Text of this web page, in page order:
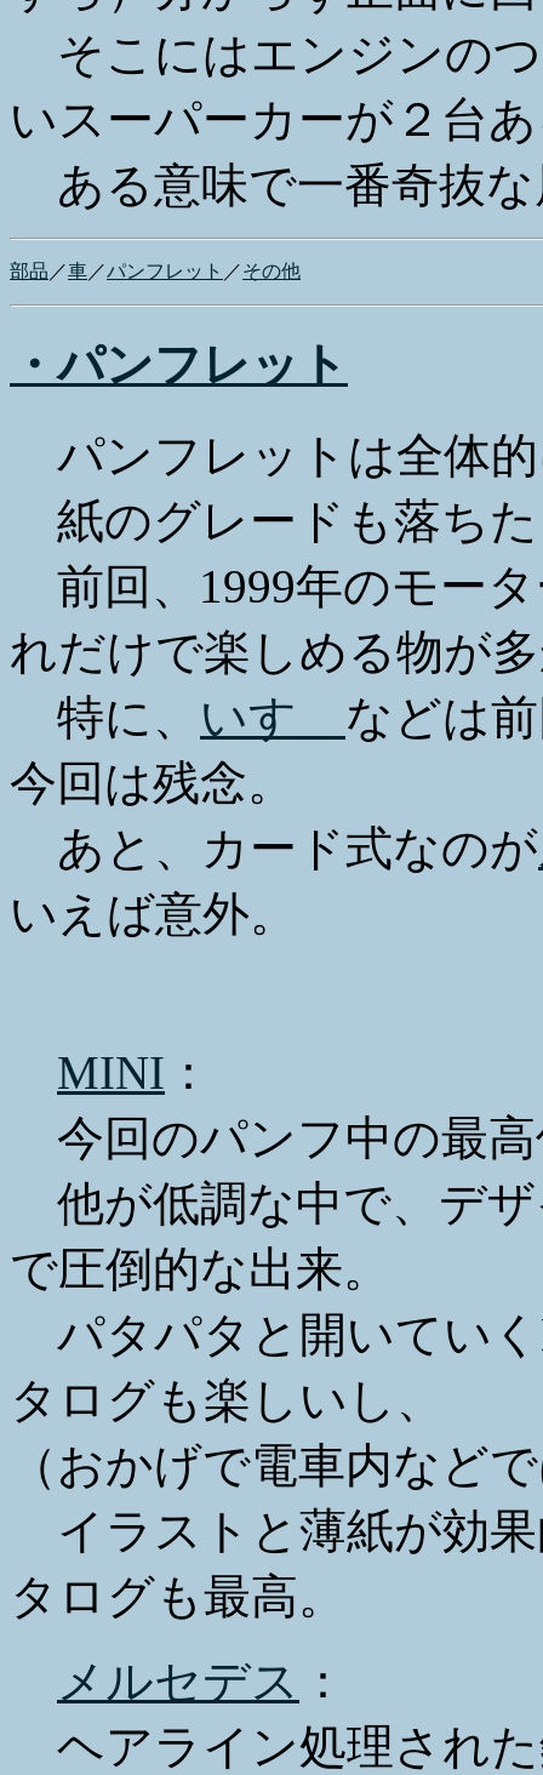
そこにはエンジンの
いスーパーカーが２台
ある意味で一番奇抜
部品 ／車 ／パンフレット ／その他
・パンフレット
パンフレットは全体
紙のグレードも落ち
前回、1999年のモー
れだけで楽しめる物が
特に、 いすゞ などは
今回は残念。
あと、カード式なのが
いえば意外。
MINI ：
今回のパンフ中の最高
他が低調な中で、デ
で圧倒的な出来。
パタパタと開いてい
タログも楽しいし、
（おかげで電車内など
イラストと薄紙が効
タログも最高。
メルセデス ：
ヘアライン処理され